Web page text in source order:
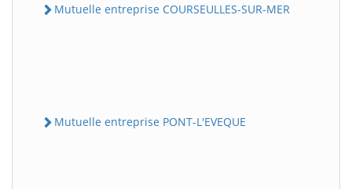
Mutuelle entreprise COURSEULLES-SUR-MER
Mutuelle entreprise PONT-L'EVEQUE